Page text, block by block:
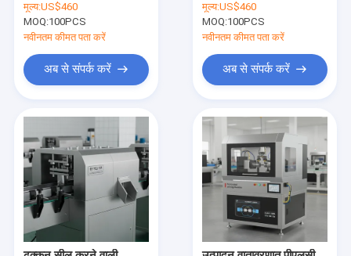
नहीं पेय कैन सीलिंग अनुप्रयोगों
के लिए उपयुक्त
मूल्य:US$460
MOQ:100PCS
नवीनतम कीमत पता करें
अब से संपर्क करें
इलेक्ट्रिक ऑटोमैटिक सीम
मेकिंग मशीन
मूल्य:US$460
MOQ:100PCS
नवीनतम कीमत पता करें
अब से संपर्क करें